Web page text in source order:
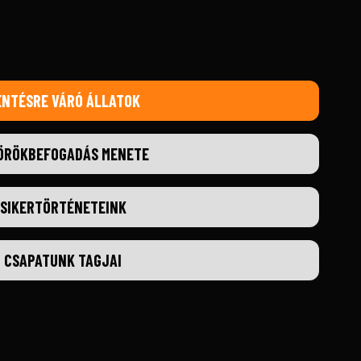
VÁRÓ ÁLLATOK
MENETE
SIKERTÖRTÉNETEINK
CSAPATUNK TAGJAI